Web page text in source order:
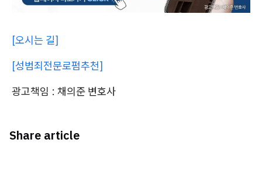
[오시는 길]
[성범죄전문로펌추천]
광고책임 : 채의준 변호사
Share article